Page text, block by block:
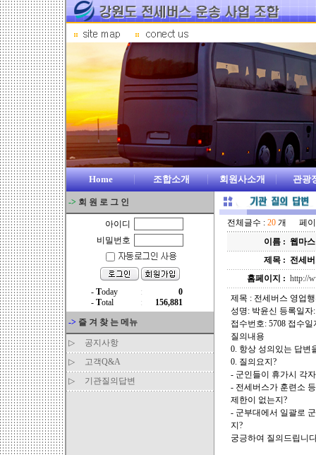
Home 조합소개 회원사소개 관광
-> 회 원 로 그 인
아이디
비밀번호
-> 즐 겨 찾 는 메뉴
▷
공지사항
▷
고객Q&A
▷
기관질의답변
전체글수 : 20 개 페이
이름 : 웹마
제목 : 전세
홈페이지 : http://
제목 : 전세버스 영업
성명: 박윤신 등록일자:
접수번호: 5708 접수일
질의내용
0. 항상 성의있는 답변
0. 질의요지?
- 군인들이 휴가시 각
- 전세버스가 훈련소
제한이 없는지?
- 군부대에서 일괄로
지?
궁긍하여 질의드립니